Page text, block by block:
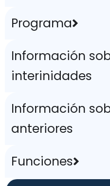
Programa
Información
interinidades
Información
anteriores
Funciones